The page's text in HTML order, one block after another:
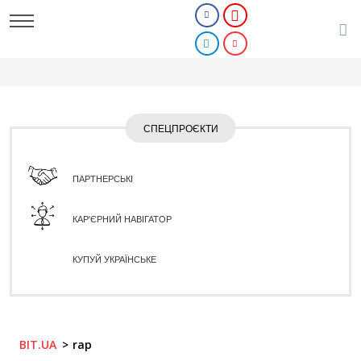
СПЕЦПРОЄКТИ
ПАРТНЕРСЬКІ
КАР'ЄРНИЙ НАВІГАТОР
КУПУЙ УКРАЇНСЬКЕ
BIT.UA rap